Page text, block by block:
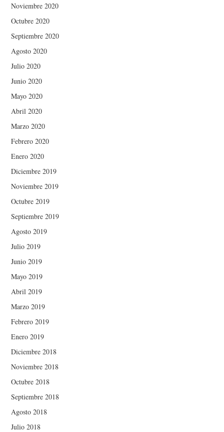
Noviembre 2020
Octubre 2020
Septiembre 2020
Agosto 2020
Julio 2020
Junio 2020
Mayo 2020
Abril 2020
Marzo 2020
Febrero 2020
Enero 2020
Diciembre 2019
Noviembre 2019
Octubre 2019
Septiembre 2019
Agosto 2019
Julio 2019
Junio 2019
Mayo 2019
Abril 2019
Marzo 2019
Febrero 2019
Enero 2019
Diciembre 2018
Noviembre 2018
Octubre 2018
Septiembre 2018
Agosto 2018
Julio 2018